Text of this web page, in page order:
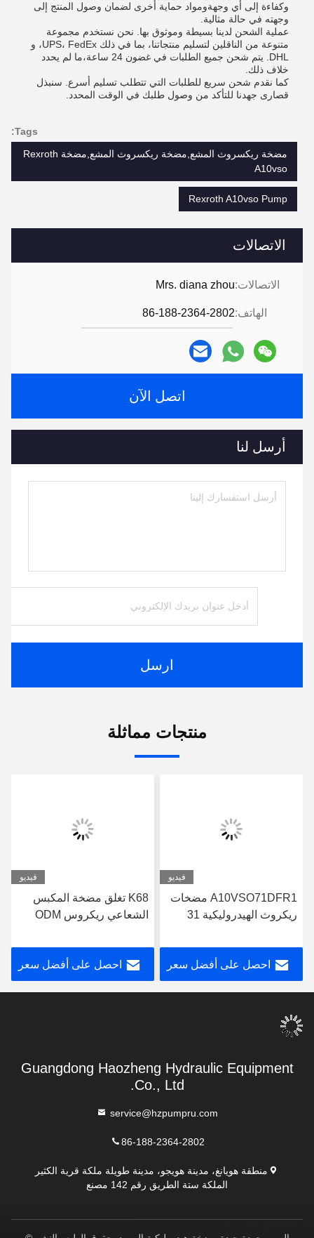
الاتصالات
الاتصالات:Mrs. diana zhou
الهاتف:86-188-2364-2802
اتصل الآن
أرسل لنا
ارسل
وكفاءة إلى أي وجهةومواد حماية أخرى لضمان وصول المنتج إلى
وجهته في حالة مثالية.
عملية الشحن لدينا بسيطة وموثوق بها. نحن نستخدم مجموعة
متنوعة من الناقلين لتسليم منتجاتنا، بما في ذلك UPS، FedEx، و
DHL. يتم شحن جميع الطلبات في غضون 24 ساعة،ما لم يحدد
خلاف ذلك.
كما نقدم شحن سريع للطلبات التي تتطلب تسليم أسرع. سنبذل
قصارى جهدنا للتأكد من وصول طلبك في الوقت المحدد.
Tags:
مضخة ريكسروث المشع,مضخة ريكسروث المشع,مضخة Rexroth
A10vso
Rexroth A10vso Pump
منتجات مماثلة
فيديو
A10VSO71DFR1 مضخات
ريكروث الهيدروليكية 31
البستن
احصل على أفضل سعر
فيديو
K68 تغلق مضخة المكبس
الشعاعي ريكروس ODM
VPA42K01
احصل على أفضل سعر
Guangdong Haozheng Hydraulic Equipment
Co., Ltd.
service@hzpumpru.com
86-188-2364-2802
منطقة هويانغ، مدينة هويجو، مدينة طويلة ملكة قرية الكثير
الملكة ستة الطريق رقم 142 مصنع